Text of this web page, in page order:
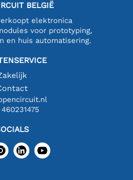
BELGIË
elektronica
voor prototyping,
en huis automatisering.